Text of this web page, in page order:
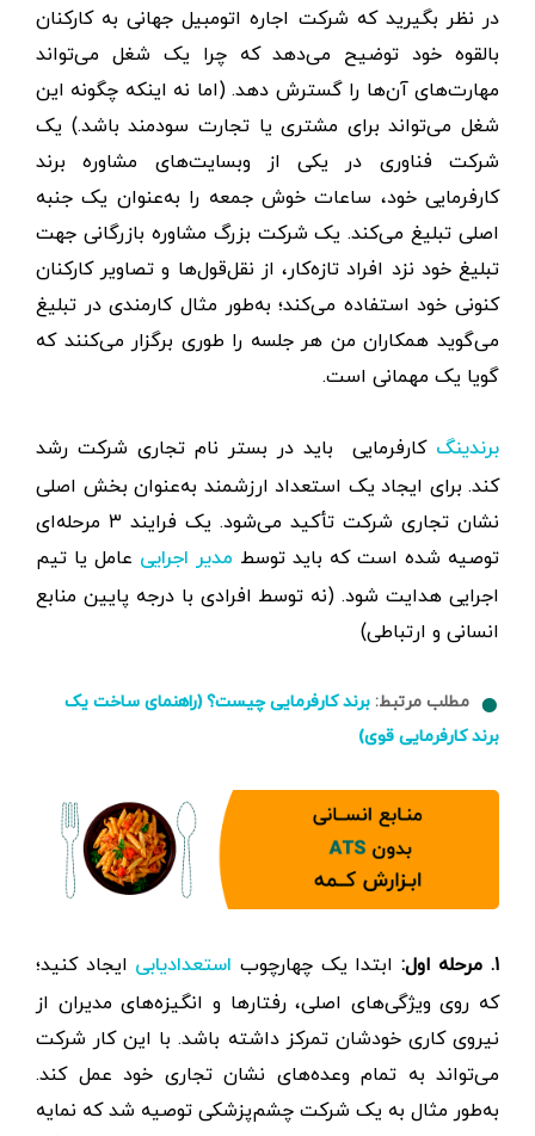
در نظر بگیرید که شرکت اجاره اتومبیل جهانی به کارکنان
بالقوه خود توضیح می‌دهد که چرا یک شغل می‌تواند
مهارت‌های آن‌ها را گسترش دهد. (اما نه اینکه چگونه این
شغل می‌تواند برای مشتری یا تجارت سودمند باشد.) یک
شرکت فناوری در یکی از وبسایت‌های مشاوره برند
کارفرمایی خود، ساعات خوش جمعه را به‌عنوان یک جنبه
اصلی تبلیغ می‌کند. یک شرکت بزرگ مشاوره بازرگانی جهت
تبلیغ خود نزد افراد تازه‌کار، از نقل‌قول‌ها و تصاویر کارکنان
کنونی خود استفاده می‌کند؛ به‌طور مثال کارمندی در تبلیغ
می‌گوید همکاران من هر جلسه را طوری برگزار می‌کنند که
گویا یک مهمانی است.
برندینگ کارفرمایی باید در بستر نام تجاری شرکت رشد
کند. برای ایجاد یک استعداد ارزشمند به‌عنوان بخش اصلی
نشان تجاری شرکت تأکید می‌شود. یک فرایند ۳ مرحله‌ای
توصیه شده است که باید توسط مدیر اجرایی عامل یا تیم
اجرایی هدایت شود. (نه توسط افرادی با درجه پایین منابع
انسانی و ارتباطی)
مطلب مرتبط: برند کارفرمایی چیست؟ (راهنمای ساخت یک
برند کارفرمایی قوی)
۱. مرحله اول: ابتدا یک چهارچوب استعدادیابی ایجاد کنید؛
که روی ویژگی‌های اصلی، رفتارها و انگیزه‌های مدیران از
نیروی‌ کاری خودشان تمرکز داشته باشد. با این کار شرکت
می‌تواند به تمام وعده‌های نشان تجاری خود عمل کند.
به‌طور مثال به یک شرکت چشم‌پزشکی توصیه شد که نمایه